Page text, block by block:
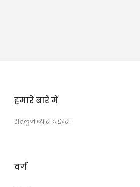
हमारे बारे में
सतलुज ब्यास टाइम्स
वर्ग